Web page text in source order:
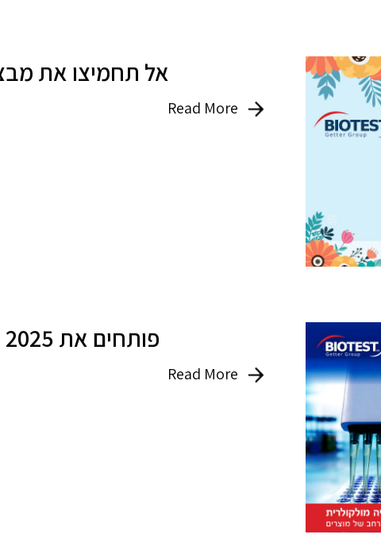
אל תחמיצו את
Read More
פותחים את 2025 עם 25% הנחה על כל ערכות ההפקה
Read More